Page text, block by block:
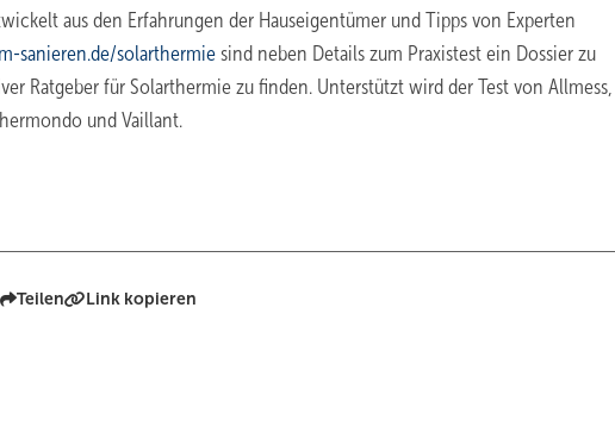
aus den Erfahrungen der Hauseigentümer und Tipps von Experten
sanieren.de/solarthermie sind neben Details zum Praxistest ein Dossier zu
Ratgeber für Solarthermie zu finden. Unterstützt wird der Test von Allmess,
und Vaillant.
Teilen Link kopieren